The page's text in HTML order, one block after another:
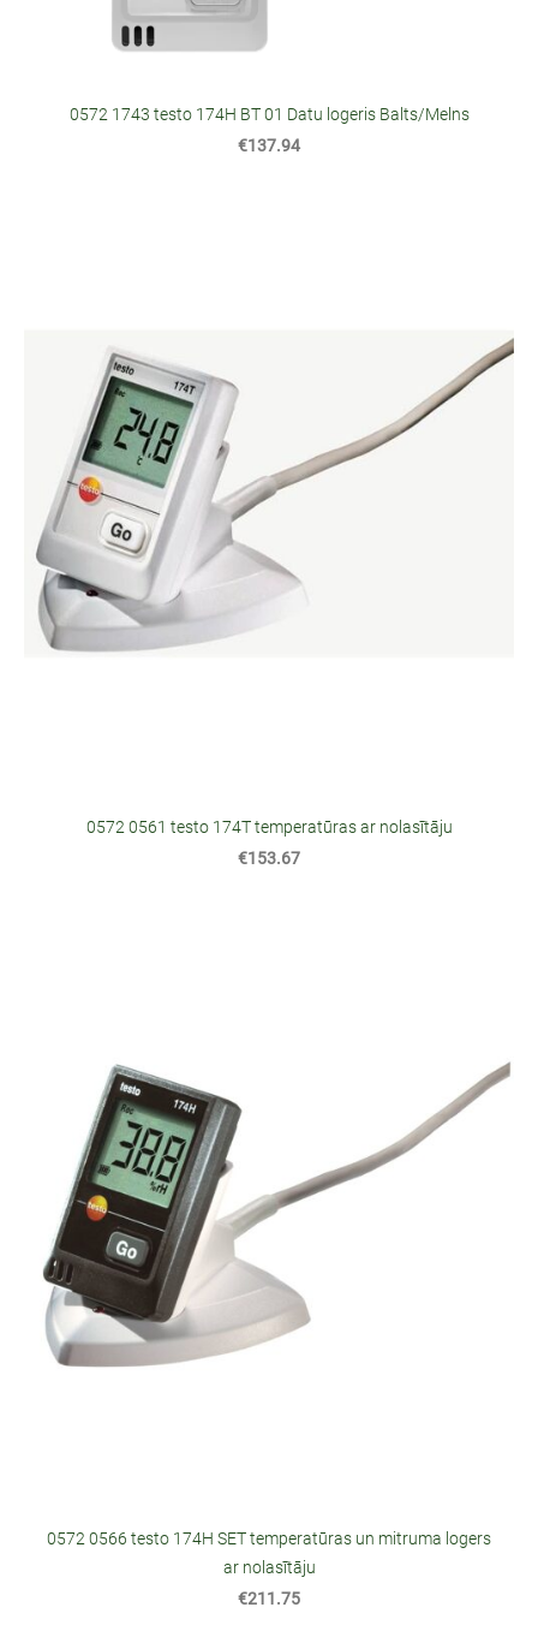
0572 1743 testo 174H BT 01 Datu logeris Balts/Melns
€137.94
0572 0561 testo 174T temperatūras ar nolasītāju
€153.67
0572 0566 testo 174H SET temperatūras un mitruma logers
ar nolasītāju
€211.75